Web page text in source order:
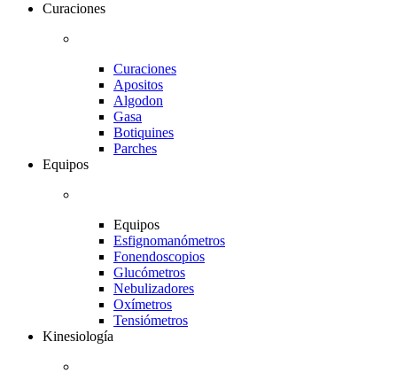
Curaciones
Curaciones
Apositos
Algodon
Gasa
Botiquines
Parches
Equipos
Equipos
Esfignomanómetros
Fonendoscopios
Glucómetros
Nebulizadores
Oxímetros
Tensiómetros
Kinesiología